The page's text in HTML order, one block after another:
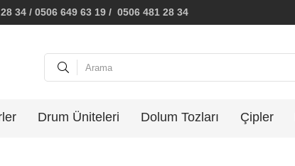
34 / 0506 649 63 19 / 0506 481 28 34
Drum Üniteleri Dolum Tozları Çipler